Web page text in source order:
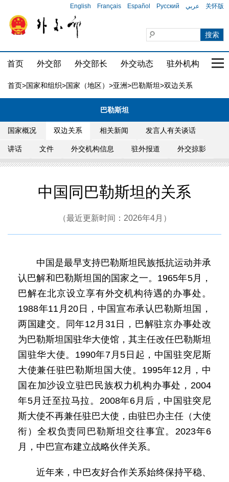
English Français Español Русский عربي 关怀版
首页 外交部 外交部长 外交动态 驻外机构 国
首页>国家和组织>国家（地区） >亚洲>巴勒斯坦>双边关系
巴勒斯坦
国家概况 双边关系 相关新闻 发言人有关谈话
讲话 文件 外交机构信息 驻外报道 外交掠影
中国同巴勒斯坦的关系
（最近更新时间：2026年4月）
中国是最早支持巴勒斯坦民族抵抗运动并承
认巴解和巴勒斯坦国的国家之一。1965年5月，
巴解在北京设立享有外交机构待遇的办事处。
1988年11月20日，中国宣布承认巴勒斯坦国，
两国建交。同年12月31日，巴解驻京办事处改
为巴勒斯坦国驻华大使馆，其主任改任巴勒斯坦
国驻华大使。1990年7月5日起，中国驻突尼斯
大使兼任驻巴勒斯坦国大使。1995年12月，中
国在加沙设立驻巴民族权力机构办事处，2004
年5月迁至拉马拉。2008年6月后，中国驻突尼
斯大使不再兼任驻巴大使，由驻巴办主任（大使
衔）全权负责同巴勒斯坦交往事宜。2023年6
月，中巴宣布建立战略伙伴关系。
近年来，中巴友好合作关系始终保持平稳、